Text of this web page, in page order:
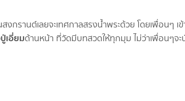
สงกรานต์เลยจะเทศกาลสรงน้ำพระด้วย โดยเพื่อนๆ
เอี่ยมด้านหน้า ที่วัดมีบทสวดให้ทุกมุม ไม่ว่าเพื่อนๆจ